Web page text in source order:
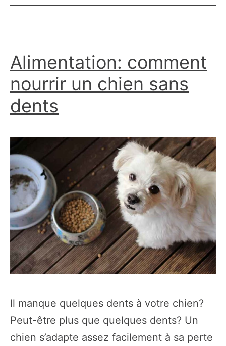
Alimentation: comment
nourrir un chien sans
dents
Il manque quelques dents à votre chien?
Peut-être plus que quelques dents? Un
chien s’adapte assez facilement à sa perte